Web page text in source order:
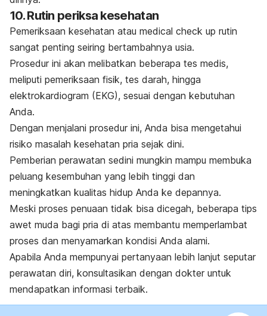
10. Rutin periksa kesehatan
Pemeriksaan kesehatan atau medical check up rutin
sangat penting seiring bertambahnya usia.
Prosedur ini akan melibatkan beberapa tes medis,
meliputi pemeriksaan fisik, tes darah, hingga
elektrokardiogram (EKG), sesuai dengan kebutuhan
Anda.
Dengan menjalani prosedur ini, Anda bisa mengetahui
risiko masalah kesehatan pria sejak dini.
Pemberian perawatan sedini mungkin mampu membuka
peluang kesembuhan yang lebih tinggi dan
meningkatkan kualitas hidup Anda ke depannya.
Meski proses penuaan tidak bisa dicegah, beberapa tips
awet muda bagi pria di atas membantu memperlambat
proses dan menyamarkan kondisi Anda alami.
Apabila Anda mempunyai pertanyaan lebih lanjut seputar
perawatan diri, konsultasikan dengan dokter untuk
mendapatkan informasi terbaik.